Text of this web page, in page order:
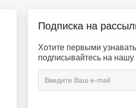
Подписка на
Хотите первыми
подписывайтесь на нашу